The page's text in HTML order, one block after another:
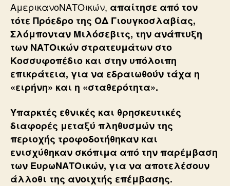
ΑμερικανοΝΑΤΟικών, απαίτησε από τον
τότε Πρόεδρο της ΟΔ Γιουγκοσλαβίας,
Σλόμπονταν Μιλόσεβιτς, την ανάπτυξη
των ΝΑΤΟικών στρατευμάτων στο
Κοσσυφοπέδιο και στην υπόλοιπη
επικράτεια, για να εδραιωθούν τάχα η
«ειρήνη» και η «σταθερότητα».
Υπαρκτές εθνικές και θρησκευτικές
διαφορές μεταξύ πληθυσμών της
περιοχής τροφοδοτήθηκαν και
ενισχύθηκαν σκόπιμα από την παρέμβαση
των ΕυρωΝΑΤΟικών, για να αποτελέσουν
άλλοθι της ανοιχτής επέμβασης.